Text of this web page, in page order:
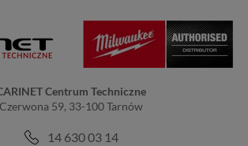
Centrum Techniczne
Czerwona 59, 33-100 Tarnów
14 630 03 14